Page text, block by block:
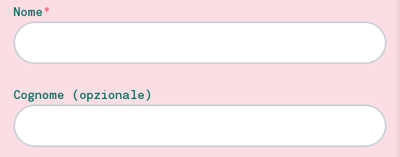
Nome
Cognome (opzionale)